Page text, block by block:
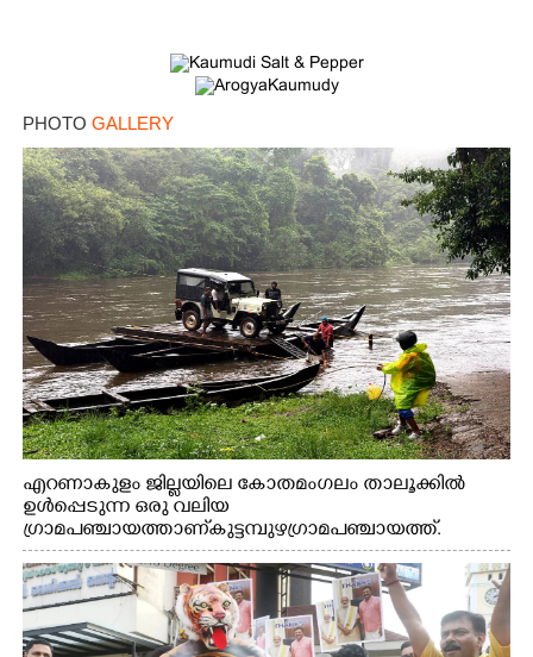
PHOTO GALLERY
എറണാകുളം ജില്ലയിലെ കോതമംഗലം താലൂക്കിൽ
ഉൾപ്പെടുന്ന ഒരു വലിയ
ഗ്രാമപഞ്ചായത്താണ് കുട്ടമ്പുഴ ഗ്രാമ പഞ്ചായത്ത്.
ആദിവാസി ഊരുകളായ വെള്ളാരംകുത്ത്, കത്തിപ്പാറ,
ഉറിയംപെട്ടി, തേക്കല്ല്, വെട്ടിക്കല്ല്, മഞ്ചപ്പാറ എന്നീ ആറു
സ്ഥലങ്ങളിലേക്കുള്ള പ്രധാന സഞ്ചാര മാർഗമാണ് ഈ
കാണുന്ന കടത്ത് വള്ളം